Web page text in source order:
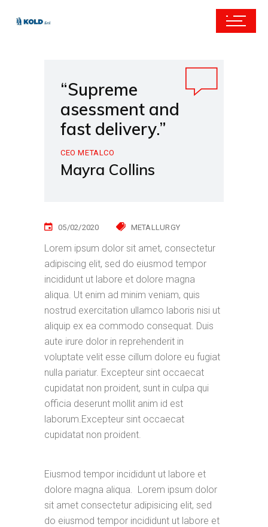
“Supreme
asessment and
fast delivery.”
CEO METALCO
Mayra Collins
05/02/2020 METALLURGY
Lorem ipsum dolor sit amet, consectetur
adipiscing elit, sed do eiusmod tempor
incididunt ut labore et dolore magna
aliqua. Ut enim ad minim veniam, quis
nostrud exercitation ullamco laboris nisi ut
aliquip ex ea commodo consequat. Duis
aute irure dolor in reprehenderit in
voluptate velit esse cillum dolore eu fugiat
nulla pariatur. Excepteur sint occaecat
cupidatat non proident, sunt in culpa qui
officia deserunt mollit anim id est
laborum.Excepteur sint occaecat
cupidatat non proident.
Eiusmod tempor incididunt ut labore et
dolore magna aliqua. Lorem ipsum dolor
sit amet consectetur adipisicing elit, sed
do eiusmod tempor incididunt ut labore et